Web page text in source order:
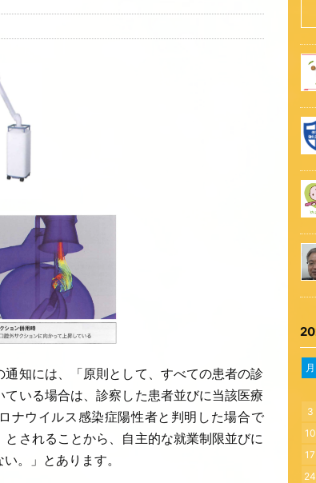
知には、「原則として、すべての患者の診
いる場合は、診察した患者並びに当該医療
ナウイルス感染症陽性者と判明した場合で
されることから、自主的な就業制限並びに
。」とあります。
月
3
10
17
24